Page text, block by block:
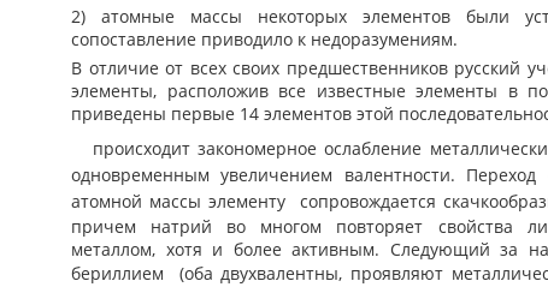
2) атомные массы некоторых элементов были
сопоставление приводило к недоразумениям.
В отличие от всех своих предшественников русский
элементы, расположив все известные элементы в
приведены первые 14 элементов этой
происходит закономерное ослабление
одновременным увеличением валентности. Переход
атомной массы элементу
сопровождается
причем натрий во многом повторяет свойства
металлом, хотя и более активным. Следующий за
бериллием
(оба двухвалентны, проявляют